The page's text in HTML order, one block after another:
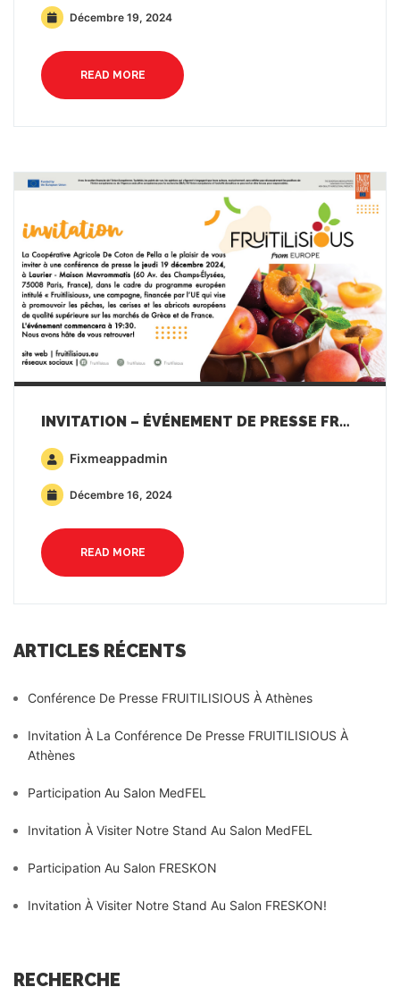
Décembre 19, 2024
READ MORE
INVITATION – ÉVÉNEMENT DE PRESSE FRUITILISIOUS À PARIS
Fixmeappadmin
Décembre 16, 2024
READ MORE
ARTICLES RÉCENTS
Conférence De Presse FRUITILISIOUS À Athènes
Invitation À La Conférence De Presse FRUITILISIOUS À
Athènes
Participation Au Salon MedFEL
Invitation À Visiter Notre Stand Au Salon MedFEL
Participation Au Salon FRESKON
Invitation À Visiter Notre Stand Au Salon FRESKON!
RECHERCHE